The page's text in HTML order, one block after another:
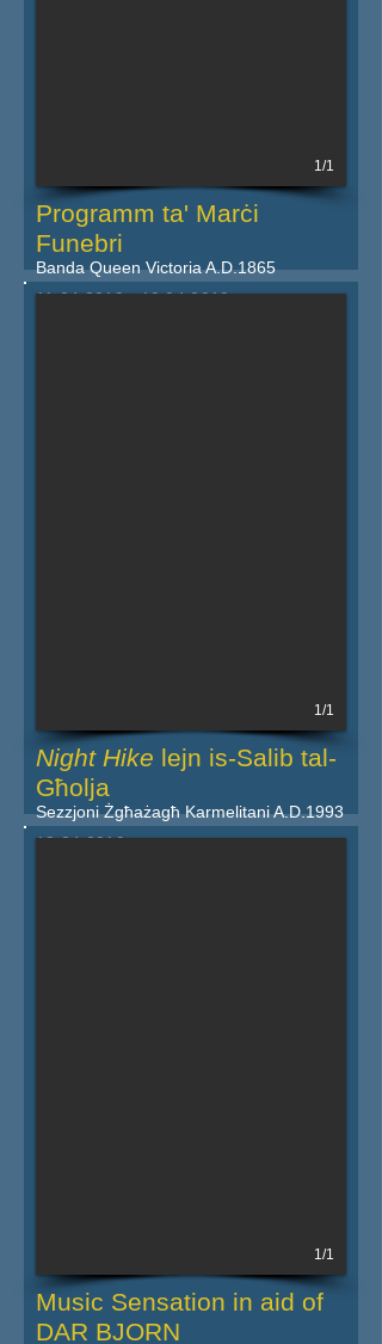
1/1
Programm ta' Marċi
Funebri
Banda Queen Victoria A.D.1865
11.04.2019 - 19.04.2019
1/1
Night Hike lejn is-Salib tal-
Għolja
Sezzjoni Żgħażagħ Karmelitani A.D.1993
18.04.2019
1/1
Music Sensation in aid of
DAR BJORN